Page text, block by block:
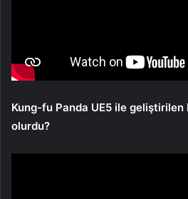
Kung-fu Panda UE5 ile geliştirilen
olurdu?